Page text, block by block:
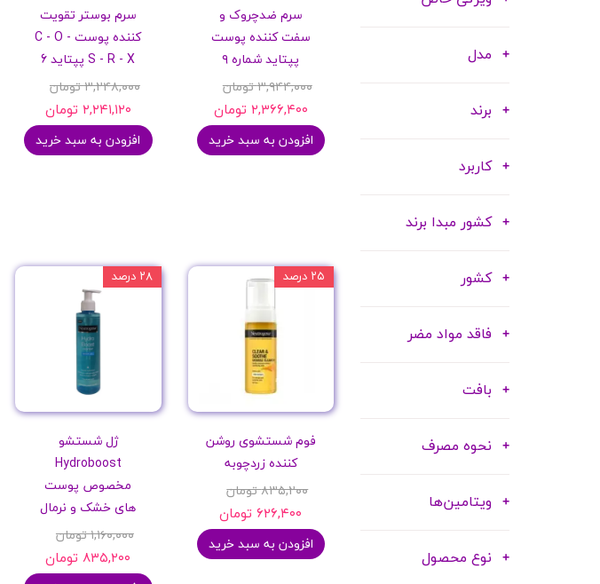
مدل
برند
کاربرد
کشور مبدا برند
کشور
فاقد مواد مضر
بافت
نحوه مصرف
ویتامین‌ها
نوع محصول
سرم ضدچروک و
سفت کننده پوست
پپتاید شماره ۹
۳,۹۴۴,۰۰۰ تومان
۲,۳۶۶,۴۰۰ تومان
افزودن به سبد خرید
سرم بوستر تقویت
کننده پوست C - O -
S - R - X پپتاید 6
۳,۲۴۸,۰۰۰ تومان
۲,۲۴۱,۱۲۰ تومان
افزودن به سبد خرید
فوم شستشوی روشن
کننده زردچوبه
۸۳۵,۲۰۰ تومان
۶۲۶,۴۰۰ تومان
افزودن به سبد خرید
۲۵ درصد
ژل شستشو
Hydroboost
مخصوص پوست
های خشک و نرمال
۱,۱۶۰,۰۰۰ تومان
۸۳۵,۲۰۰ تومان
۲۸ درصد